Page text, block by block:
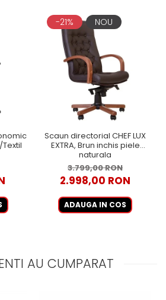
Textil
-21% NOU
Scaun directorial CHEF LUX
EXTRA, Brun inchis piele
naturala
3.799,00 RON
2.998,00 RON
ADAUGA IN COS
AU CUMPARAT